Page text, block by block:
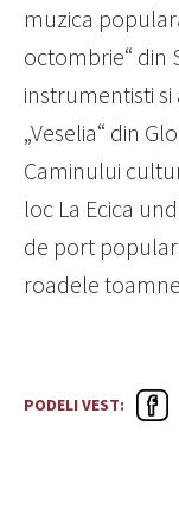
muzica
octombrie“ din
instrumentisti
„Veselia“ din
Caminului
loc La Ecica
de port popular
roadele
PODELI VEST: